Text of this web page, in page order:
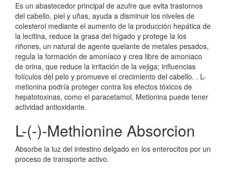
Es un abastecedor principal de azufre que evita trastornos
del cabello, piel y uñas, ayuda a disminuir los niveles de
colesterol mediante el aumento de la producción hepática de
la lecitina, reduce la grasa del hígado y protege la los
riñones, un natural de agente quelante de metales pesados,
regula la formación de amoníaco y crea libre de amoniaco
de orina, que reduce la irritación de la vejiga; influencias
folículos del pelo y promueve el crecimiento del cabello. . L-
metionina podría proteger contra los efectos tóxicos de
hepatotoxinas, como el paracetamol. Metionina puede tener
actividad antioxidante.
L-(-)-Methionine Absorcion
Absorbe la luz del intestino delgado en los enterocitos por un
proceso de transporte activo.